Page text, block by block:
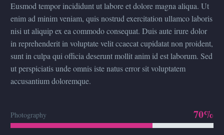
Eusmod tempor incididunt ut labore et dolore magna aliqua. Ut
enim ad minim veniam, quis nostrud exercitation ullamco laboris
nisi ut aliquip ex ea commodo consequat. Duis aute irure dolor
in reprehenderit in voluptate velit ccaecat cupidatat non proident,
sunt in culpa qui officia deserunt mollit anim id est laborum. Sed
ut perspiciatis unde omnis iste natus error sit voluptatem
accusantium doloremque.
Photography 70%